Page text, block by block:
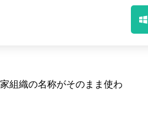
組織の名称がそのまま使わ